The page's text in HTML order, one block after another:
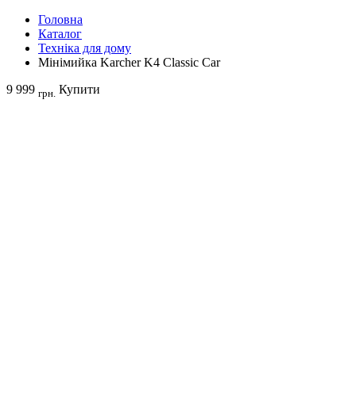
Головна
Каталог
Техніка для дому
Мінімийка Karcher K4 Classic Car
9 999 грн. Купити